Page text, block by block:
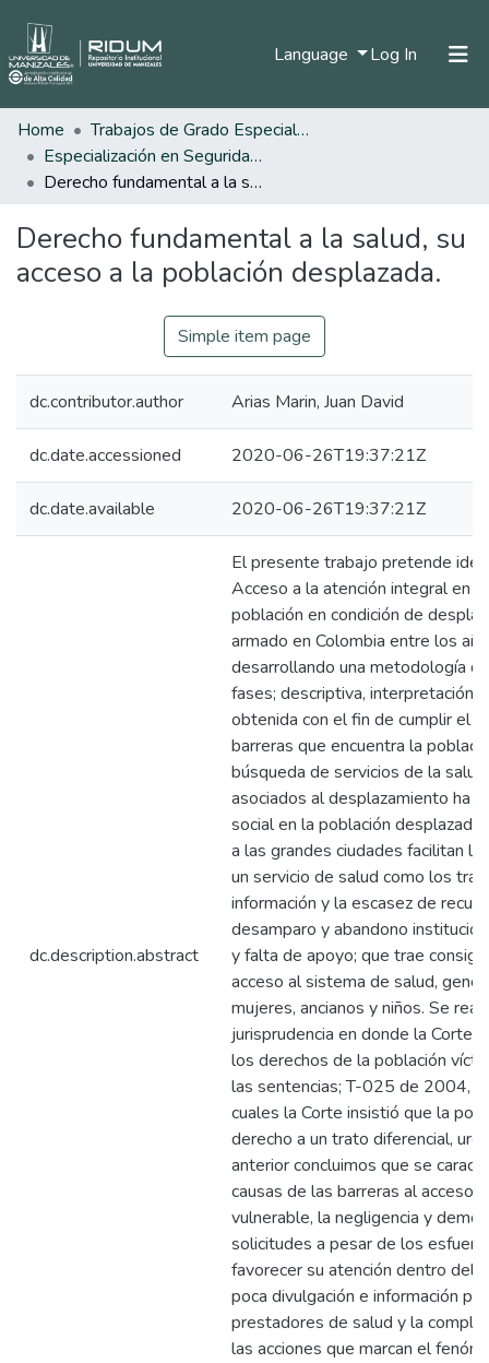
Language Log In (current)
Statistics
Home
Trabajos de Grado Especializaciones
Especialización en Seguridad Social
Derecho fundamental a la salud, su acceso a la población desplazada.
Derecho fundamental a la salud, su
acceso a la población desplazada.
Simple item page
dc.contributor.author Arias Marin, Juan David
dc.date.accessioned 2020-06-26T19:37:21Z
dc.date.available 2020-06-26T19:37:21Z
dc.description.abstract
El presente trabajo pretende
Acceso a la atención integral en
población en condición de
armado en Colombia entre los
desarrollando una metodología
fases; descriptiva, interpretación
obtenida con el fin de cumplir el
barreras que encuentra la
búsqueda de servicios de la
asociados al desplazamiento ha
social en la población
a las grandes ciudades facilitan
un servicio de salud como los
información y la escasez de
desamparo y abandono
y falta de apoyo; que trae
acceso al sistema de salud,
mujeres, ancianos y niños. Se
jurisprudencia en donde la Corte
los derechos de la población
las sentencias; T-025 de 2004,
cuales la Corte insistió que la
derecho a un trato diferencial,
anterior concluimos que se
causas de las barreras al acceso
vulnerable, la negligencia y
solicitudes a pesar de los
favorecer su atención dentro del
poca divulgación e información
prestadores de salud y la
las acciones que marcan el